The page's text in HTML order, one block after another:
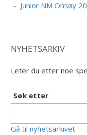
Junior NM Onsøy
NYHETSARKIV
Leter du etter noe
Søk etter
Gå til nyhetsarkivet